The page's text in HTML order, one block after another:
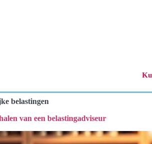
belastingen
van een belastingadviseur